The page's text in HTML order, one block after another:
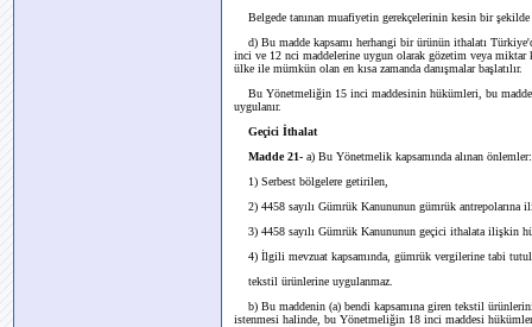
Belgede tanınan muafiyetin gerekçelerinin kesin bir
d) Bu madde kapsamı herhangi bir ürünün ithalatı
inci ve 12 nci maddelerine uygun olarak gözetim veya miktar
ülke ile mümkün olan en kısa zamanda danışmalar başlatılır.
Bu Yönetmeliğin 15 inci maddesinin hükümleri, bu
uygulanır.
Geçici İthalat
Madde 21- a) Bu Yönetmelik kapsamında alınan önlemler:
1) Serbest bölgelere getirilen,
2) 4458 sayılı Gümrük Kanununun gümrük
3) 4458 sayılı Gümrük Kanununun geçici ithalata ilişkin
4) İlgili mevzuat kapsamında, gümrük vergilerine tabi
tekstil ürünlerine uygulanmaz.
b) Bu maddenin (a) bendi kapsamına giren tekstil
istenmesi halinde, bu Yönetmeliğin 18 inci maddesi